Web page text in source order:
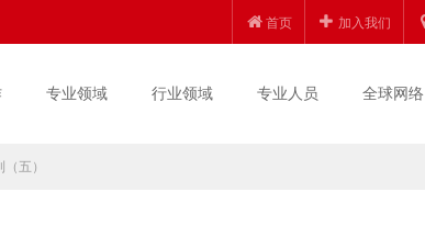
首页 加入我们
专业领域 行业领域 专业人员 全球网络
五）